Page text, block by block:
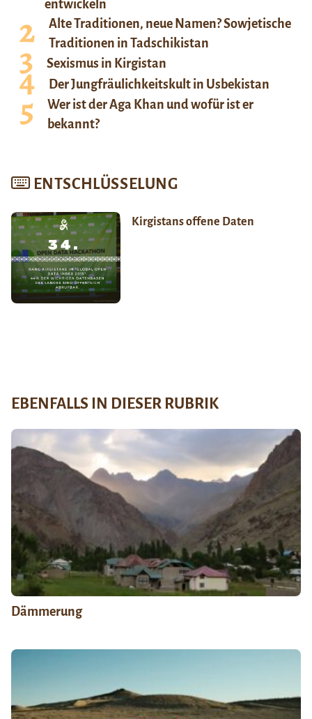
entwickeln
Alte Traditionen, neue Namen? Sowjetische
Traditionen in Tadschikistan
Sexismus in Kirgistan
Der Jungfräulichkeitskult in Usbekistan
Wer ist der Aga Khan und wofür ist er
bekannt?
ENTSCHLÜSSELUNG
Kirgistans offene Daten
EBENFALLS IN DIESER RUBRIK
Dämmerung